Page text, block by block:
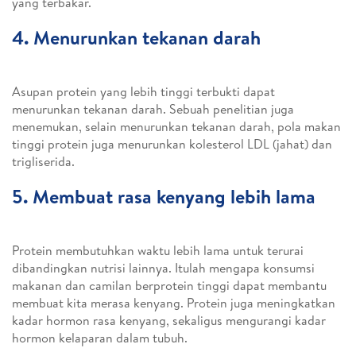
4. Menurunkan tekanan darah
Asupan protein yang lebih tinggi terbukti dapat
menurunkan tekanan darah. Sebuah penelitian juga
menemukan, selain menurunkan tekanan darah, pola makan
tinggi protein juga menurunkan kolesterol LDL (jahat) dan
trigliserida.
5. Membuat rasa kenyang lebih lama
Protein membutuhkan waktu lebih lama untuk terurai
dibandingkan nutrisi lainnya. Itulah mengapa konsumsi
makanan dan camilan berprotein tinggi dapat membantu
membuat kita merasa kenyang. Protein juga meningkatkan
kadar hormon rasa kenyang, sekaligus mengurangi kadar
hormon kelaparan dalam tubuh.